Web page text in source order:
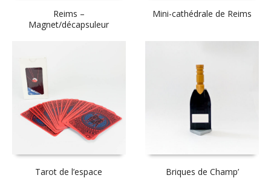
Reims –
Magnet/décapsuleur
Mini-cathédrale de Reims
Tarot de l’espace Briques de Champ’